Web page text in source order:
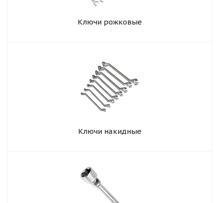
Ключи рожковые
Ключи накидные